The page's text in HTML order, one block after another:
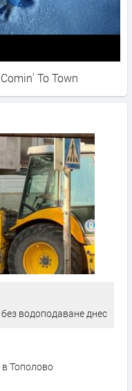
To Town
водоподаване днес
Тополово